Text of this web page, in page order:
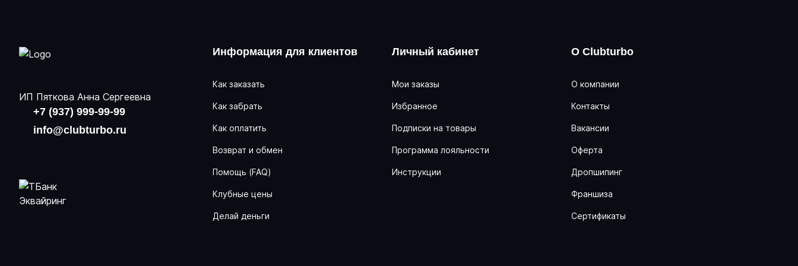
ИП Пяткова Анна Сергеевна
+7 (937) 999-99-99
info@clubturbo.ru
Информация для клиентов
Как заказать
Как забрать
Как оплатить
Возврат и обмен
Помощь (FAQ)
Клубные цены
Делай деньги
Личный кабинет
Мои заказы
Избранное
Подписки на товары
Программа лояльности
Инструкции
О Clubturbo
О компании
Контакты
Вакансии
Оферта
Дропшипинг
Франшиза
Сертификаты